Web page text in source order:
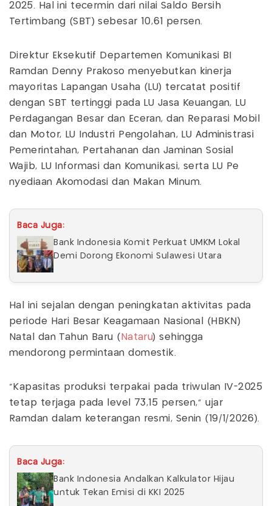
2025. Hal ini tecermin dari nilai Saldo Bersih
Tertimbang (SBT) sebesar 10,61 persen.
Direktur Eksekutif Departemen Komunikasi BI
Ramdan Denny Prakoso menyebutkan kinerja
mayoritas Lapangan Usaha (LU) tercatat positif
dengan SBT tertinggi pada LU Jasa Keuangan, LU
Perdagangan Besar dan Eceran, dan Reparasi Mobil
dan Motor, LU Industri Pengolahan, LU Administrasi
Pemerintahan, Pertahanan dan Jaminan Sosial
Wajib, LU Informasi dan Komunikasi, serta LU Pe​​
nyediaan Akomodasi dan Makan Minum.
Baca Juga:
Bank Indonesia Komit Perkuat UMKM Lokal
Demi Dorong Ekonomi Sulawesi Utara
Hal ini sejalan dengan peningkatan aktivitas pada
periode Hari Besar Keagamaan Nasional (HBKN)
Natal dan Tahun Baru ( Nataru) sehingga
mendorong permintaan domestik.
“Kapasitas produksi terpakai pada triwulan IV-2025
tetap terjaga pada level 73,15 persen," ujar
Ramdan dalam keterangan resmi, Senin (19/1/2026).
Baca Juga:
Bank Indonesia Andalkan Kalkulator Hijau
untuk Tekan Emisi di KKI 2025